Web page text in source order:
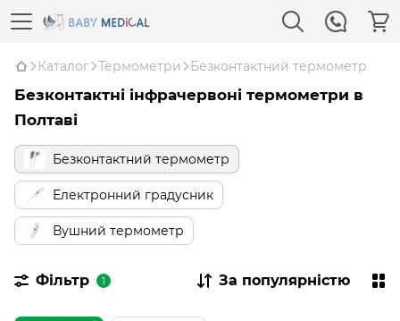
Каталог Термометри Безконтактний термометр
Безконтактні інфрачервоні термометри в
Полтаві
Безконтактний термометр
Електронний градусник
Вушний термометр
Фільтр 1 За популярністю